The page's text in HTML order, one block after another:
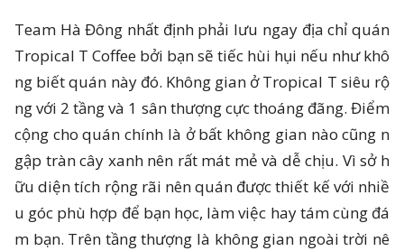
Team Hà Đông nhất định phải lưu ngay địa chỉ quán
Tropical T Coffee bởi bạn sẽ tiếc hùi hụi nếu như khô
ng biết quán này đó. Không gian ở Tropical T siêu rộ
ng với 2 tầng và 1 sân thượng cực thoáng đãng. Điểm
cộng cho quán chính là ở bất không gian nào cũng n
gập tràn cây xanh nên rất mát mẻ và dễ chịu. Vì sở h
ữu diện tích rộng rãi nên quán được thiết kế với nhiề
u góc phù hợp để bạn học, làm việc hay tám cùng đá
m bạn. Trên tầng thượng là không gian ngoài trời nê